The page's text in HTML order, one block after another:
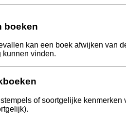
boeken
kan een boek afwijken van
kunnen vinden.
of soortgelijke